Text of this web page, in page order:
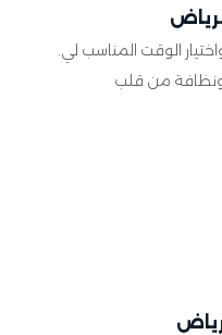
الوقت المناسب لي.
ونظافة من قلب